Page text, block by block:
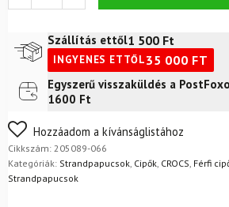
Fekete/fehér
mennyiség
Szállítás ettől1 500 Ft
INGYENES ETTŐL35 000 FT
Futár a címre2 400
FoxPost
Egyszerű visszaküldés a
1600 Ft
Nem biztos a választásában? Semmi
egyszerűen visszaküldheti 14 napon
Mik a visszaküldés feltételei?
Hozzáadom a kívánságlistához
Cikkszám: 205089-066
Kategóriák: Strandpapucsok Cipők CROCS Férfi
Strandpapucsok